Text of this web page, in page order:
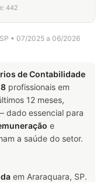
442
• 07/2025 a 06/2026
de Contabilidade
profissionais em
12 meses,
dado essencial para
e
a saúde do setor.
em Araraquara, SP.